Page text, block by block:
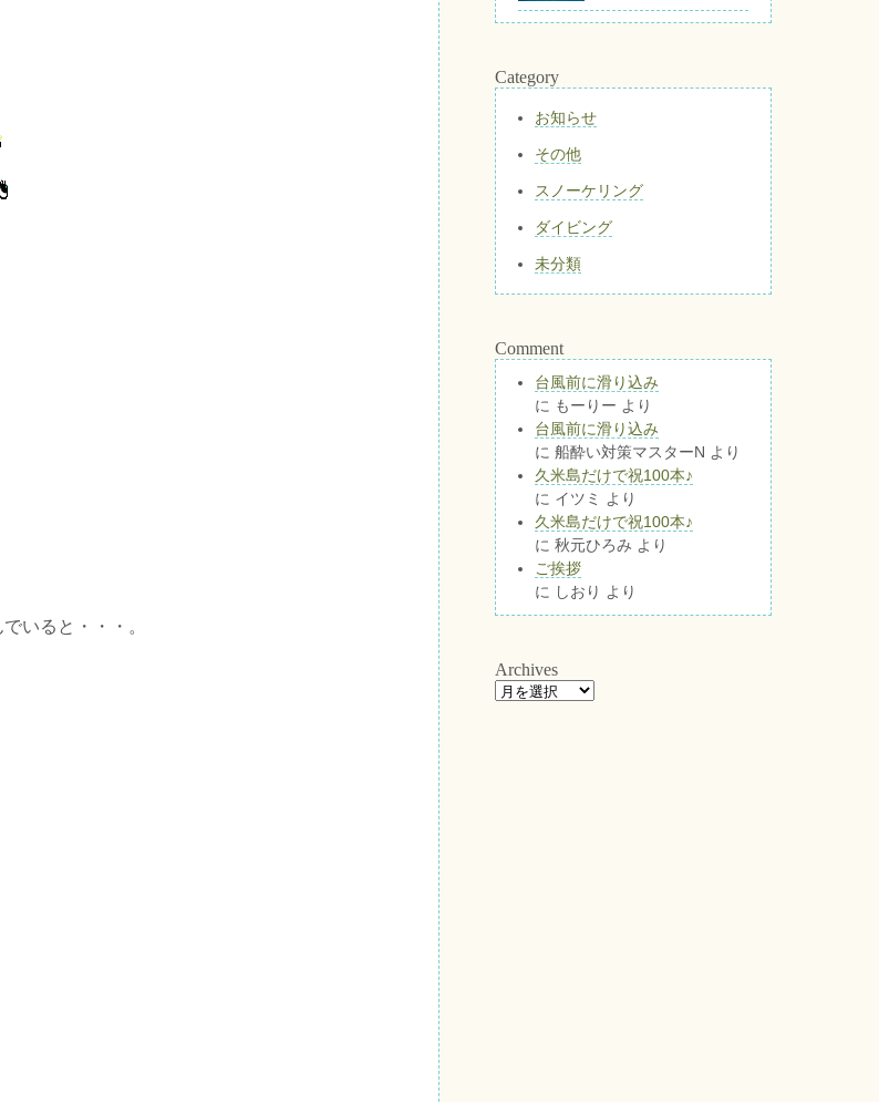
いると・・・。
Category
お知らせ
その他
スノーケリング
ダイビング
未分類
Comment
台風前に滑り込み
に もーりー より
台風前に滑り込み
に 船酔い対策マスターN より
久米島だけで祝100本♪
に イツミ
より
久米島だけで祝100本♪
に 秋元ひろみ より
ご挨拶
に しおり より
Archives